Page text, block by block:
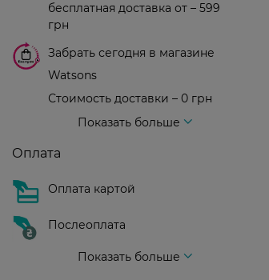
бесплатная доставка от – 599
грн
Забрать сегодня в магазине
Watsons
Стоимость доставки – 0 грн
Показать больше
Оплата
Оплата картой
Послеоплата
Показать больше